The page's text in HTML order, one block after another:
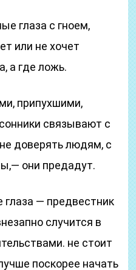
глаза с гноем,
или не хочет
а где ложь.
припухшими,
связывают с
доверять людям, с
они предадут.
— предвестник
случится в
не стоит
поскорее начать